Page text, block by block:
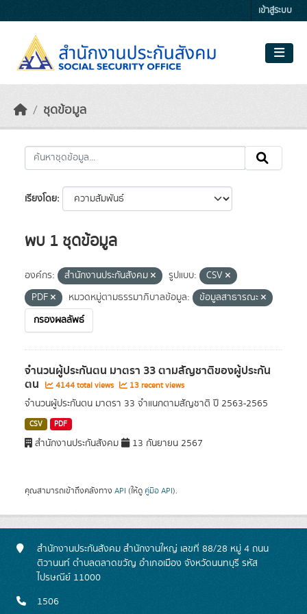
เข้าสู่ระบบ
ชุดข้อมูล
เรียงโดย
พบ 1 ชุดข้อมูล
องค์กร: สำนักงานประกันสังคม รูปแบบ:
CSV
PDF
หมวดหมู่ตามธรรมาภิบาลข้อมูล:
ข้อมูลสาธารณะ
กรองผลลัพธ์
จำนวนผู้ประกันตน มาตรา 33 ตามสัญชาติของผู้ประกัน
ตน 4144 total views 13 recent views
จำนวนผู้ประกันตน มาตรา 33 จำแนกตามสัญชาติ ปี 2563-2565
CSV PDF
สำนักงานประกันสังคม 13 กันยายน 2567
คุณสามารถเข้าถึงคลังทาง API (ให้ดู คู่มือ API).
สำนักงานประกันสังคม สำนักงานใหญ่ เลขที่ 88/28 หมู่ 4 ถนน
ติวานนท์ ตำบลตลาดขวัญ อำเภอเมือง จังหวัดนนทบุรี รหัส
ไปรษณีย์ 11000
1506